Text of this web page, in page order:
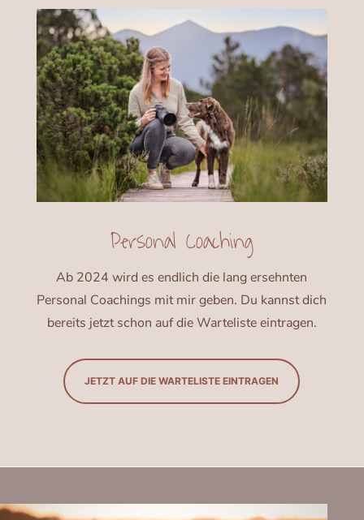
Personal Coaching
Ab 2024 wird es endlich die lang ersehnten
Personal Coachings mit mir geben. Du kannst dich
bereits jetzt schon auf die Warteliste eintragen.
JETZT AUF DIE WARTELISTE EINTRAGEN